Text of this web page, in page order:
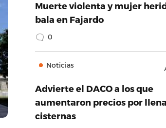
Muerte violenta y mujer
bala en Fajardo
0
Noticias
Advierte el DACO a los que
aumentaron precios por
cisternas